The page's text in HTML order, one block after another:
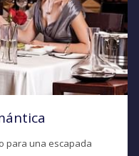
para una escapada